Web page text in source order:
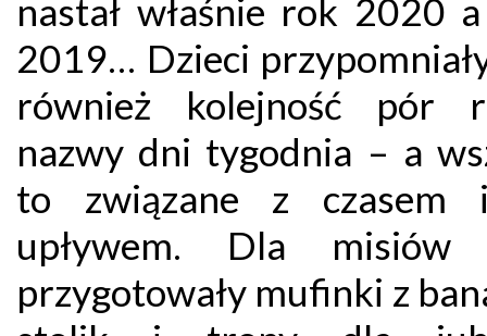
nastał właśnie rok 2020
2019… Dzieci
również kolejność pór
nazwy dni tygodnia – a
to związane z czasem
upływem. Dla misiów
przygotowały mufinki z